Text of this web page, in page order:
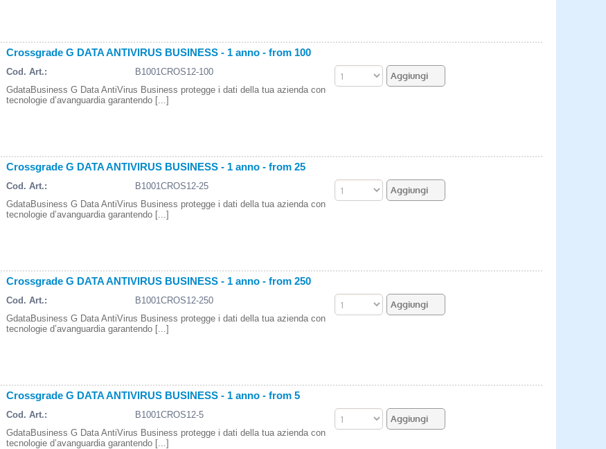
Crossgrade G DATA ANTIVIRUS BUSINESS - 1 anno - from 100
Cod. Art.:
B1001CROS12-100
GdataBusiness G Data AntiVirus Business protegge i dati della tua azienda con
tecnologie d’avanguardia garantendo [...]
Crossgrade G DATA ANTIVIRUS BUSINESS - 1 anno - from 25
Cod. Art.:
B1001CROS12-25
GdataBusiness G Data AntiVirus Business protegge i dati della tua azienda con
tecnologie d’avanguardia garantendo [...]
Crossgrade G DATA ANTIVIRUS BUSINESS - 1 anno - from 250
Cod. Art.:
B1001CROS12-250
GdataBusiness G Data AntiVirus Business protegge i dati della tua azienda con
tecnologie d’avanguardia garantendo [...]
Crossgrade G DATA ANTIVIRUS BUSINESS - 1 anno - from 5
Cod. Art.:
B1001CROS12-5
GdataBusiness G Data AntiVirus Business protegge i dati della tua azienda con
tecnologie d’avanguardia garantendo [...]